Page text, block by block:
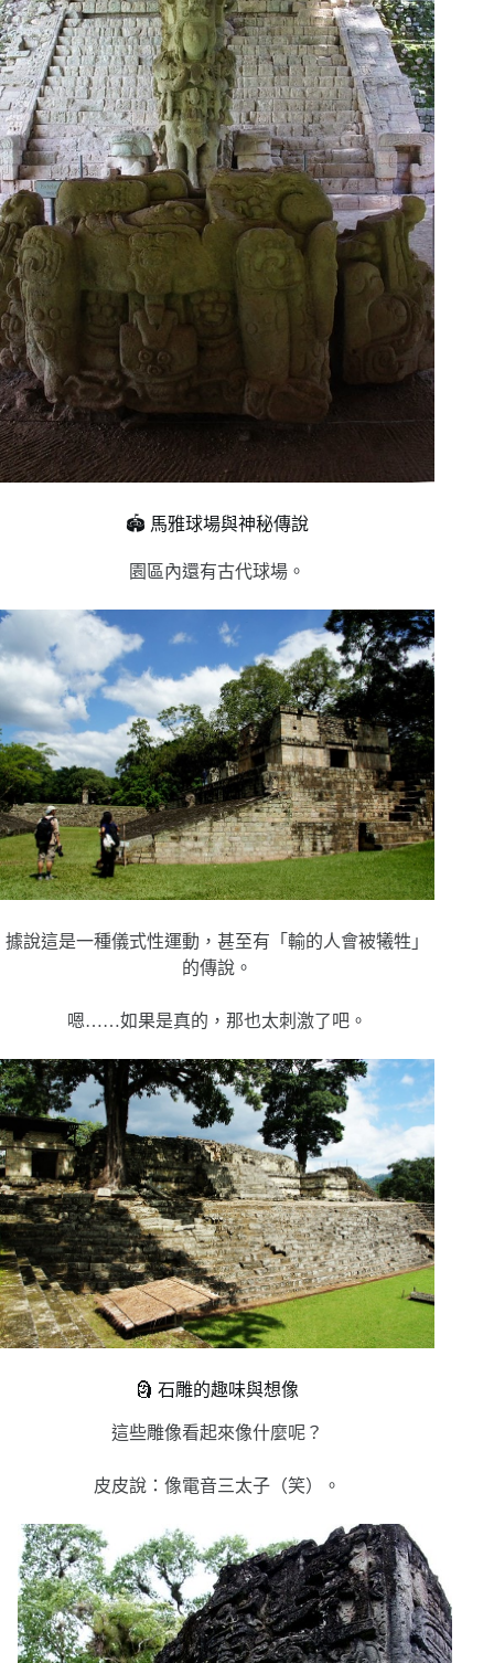
🏟️ 馬雅球場與神秘傳說
園區內還有古代球場。
據說這是一種儀式性運動，甚至有「輸的人會被犧牲」
的傳說。
嗯……如果是真的，那也太刺激了吧。
🗿 石雕的趣味與想像
這些雕像看起來像什麼呢？
皮皮說：像電音三太子（笑）。